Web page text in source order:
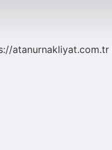
atanurnakliyat.com.tr